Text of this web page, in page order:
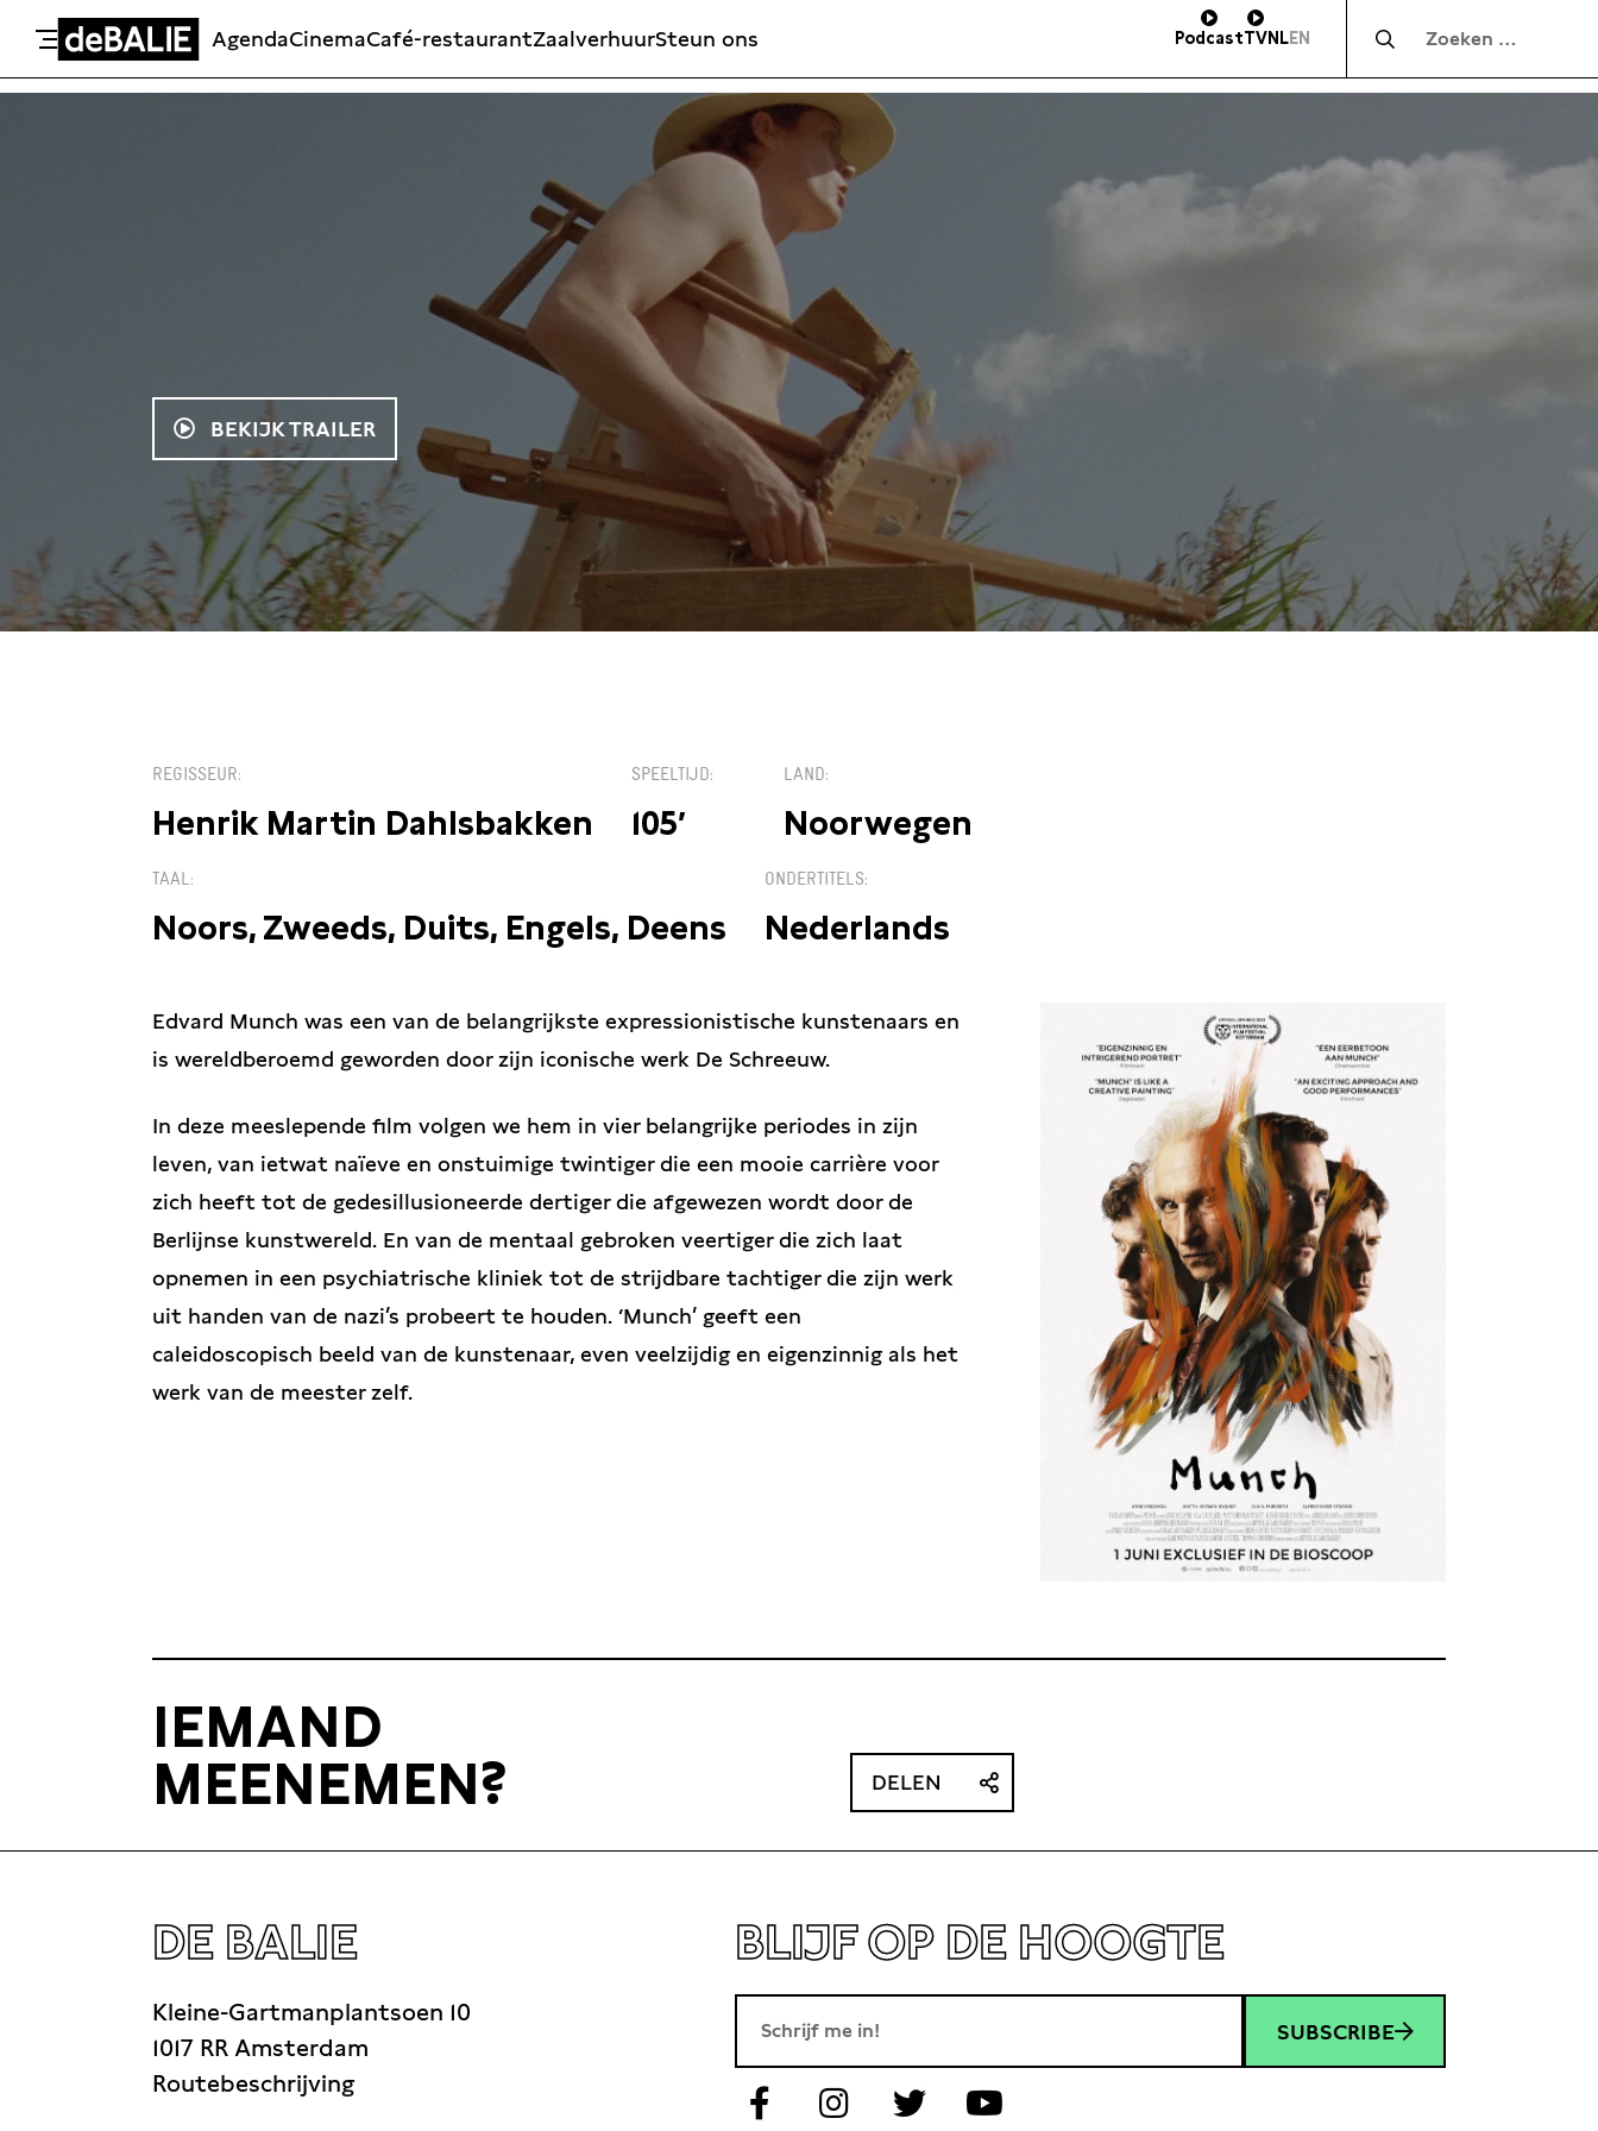
De Balie
AgendaCinemaCafé-restaurantZaalverhuurSteun ons PodcastTVNLEN
BEKIJK TRAILER
KIES EEN DATUM
€11,50 10:15
REGISSEUR
Henrik Martin Dahlsbakken
SPEELTIJD
105′
LAND
Noorwegen
TAAL
Noors, Zweeds, Duits, Engels, Deens
ONDERTITELS
Nederlands
Edvard Munch was een van de belangrijkste expressionistische kunstenaars en
is wereldberoemd geworden door zijn iconische werk De Schreeuw.
In deze meeslepende film volgen we hem in vier belangrijke periodes in zijn
leven, van ietwat naïeve en onstuimige twintiger die een mooie carrière voor
zich heeft tot de gedesillusioneerde dertiger die afgewezen wordt door de
Berlijnse kunstwereld. En van de mentaal gebroken veertiger die zich laat
opnemen in een psychiatrische kliniek tot de strijdbare tachtiger die zijn werk
uit handen van de nazi’s probeert te houden. ‘Munch’ geeft een
caleidoscopisch beeld van de kunstenaar, even veelzijdig en eigenzinnig als het
werk van de meester zelf.
IEMAND
MEENEMEN?
DELEN
DE BALIE
Kleine-Gartmanplantsoen 10
1017 RR Amsterdam
Routebeschrijving
BLIJF OP DE HOOGTE
SUBSCRIBE